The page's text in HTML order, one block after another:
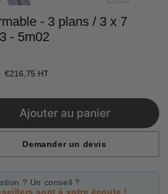
- 3 plans / 3 x 7
- 5m02
€216,75 HT
Ajouter au panier
Demander un devis
? Un conseil ?
sont à votre écoute !